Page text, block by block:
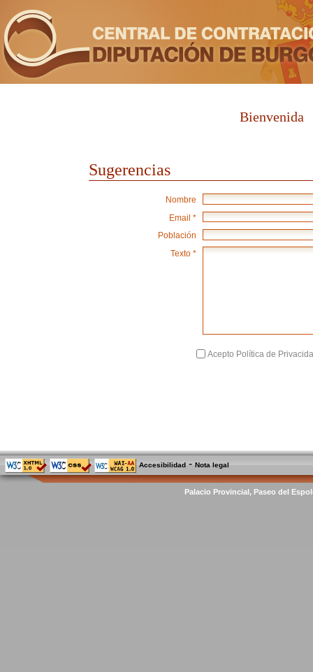
Bienvenida
Sugerencias
Nombre
Email *
Población
Texto *
Acepto Política de
Accesibilidad -Nota legal
Palacio Provincial, Paseo del